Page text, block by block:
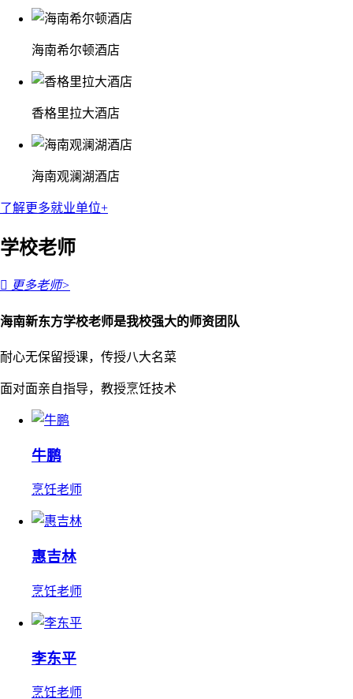
海南希尔顿酒店
香格里拉大酒店
海南观澜湖酒店
了解更多就业单位+
学校老师
 更多老师>
海南新东方学校老师是我校强大的师资团队
耐心无保留授课，传授八大名菜
面对面亲自指导，教授烹饪技术
牛鹏
烹饪老师
惠吉林
烹饪老师
李东平
烹饪老师